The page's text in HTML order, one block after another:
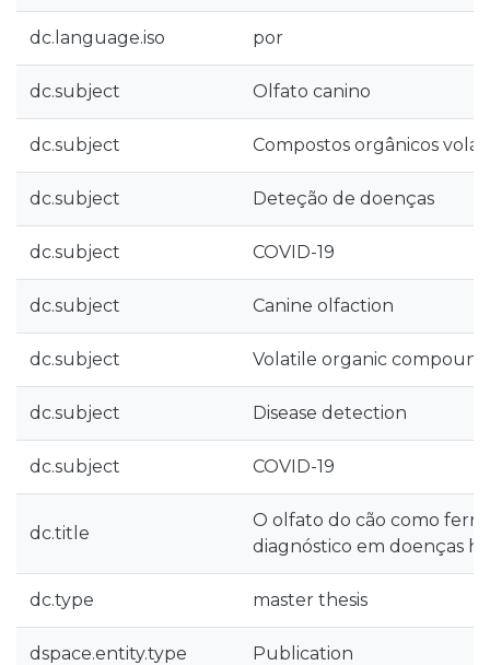
dc.language.iso por
dc.subject Olfato canino
dc.subject Compostos orgânicos
dc.subject Deteção de doenças
dc.subject COVID-19
dc.subject Canine olfaction
dc.subject Volatile organic
dc.subject Disease detection
dc.subject COVID-19
dc.title
O olfato do cão como
diagnóstico em doenças
dc.type master thesis
dspace.entity.type Publication